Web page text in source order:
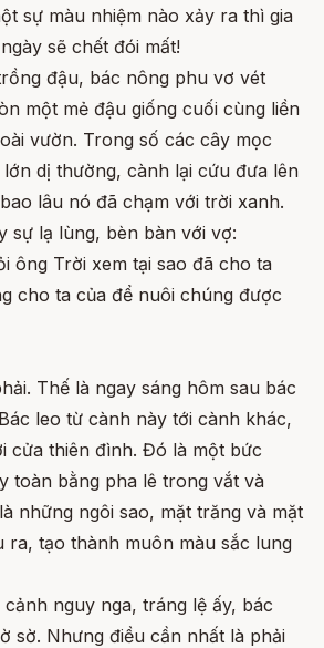
sự màu nhiệm nào xảy ra thì gia
sẽ chết đói mất!
đậu, bác nông phu vơ vét
một mẻ đậu giống cuối cùng liền
vườn. Trong số các cây mọc
dị thường, cành lại cứu đưa lên
lâu nó đã chạm với trời xanh.
sự lạ lùng, bèn bàn với vợ:
ông Trời xem tại sao đã cho ta
cho ta của để nuôi chúng được
Thế là ngay sáng hôm sau bác
leo từ cành này tới cành khác,
cửa thiên đình. Đó là một bức
toàn bằng pha lê trong vắt và
những ngôi sao, mặt trăng và mặt
ra, tạo thành muôn màu sắc lung
nguy nga, tráng lệ ấy, bác
sờ. Nhưng điều cần nhất là phải